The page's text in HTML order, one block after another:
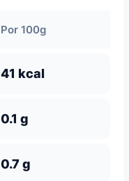
Por 100g
41 kcal
0.1 g
0.7 g